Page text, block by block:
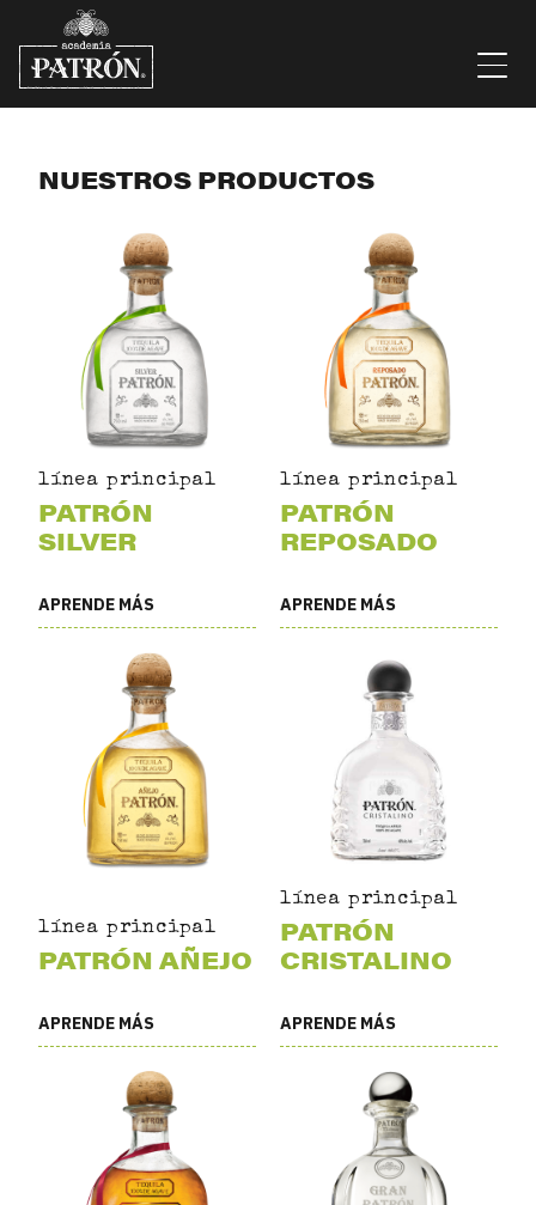
Saltar al contenido
NUESTROS PRODUCTOS
línea principal
PATRÓN
SILVER
APRENDE MÁS
línea principal
PATRÓN
REPOSADO
APRENDE MÁS
línea principal
PATRÓN AÑEJO
APRENDE MÁS
línea principal
PATRÓN
CRISTALINO
APRENDE MÁS